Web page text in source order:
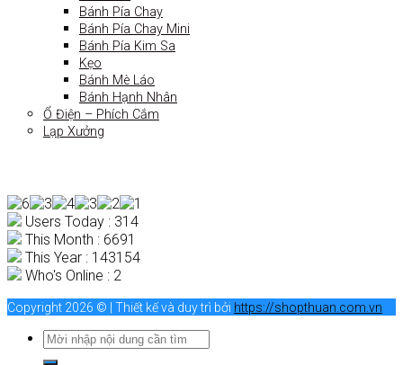
Bánh Pía Chay
Bánh Pía Chay Mini
Bánh Pía Kim Sa
Kẹo
Bánh Mè Láo
Bánh Hạnh Nhân
Ổ Điện – Phích Cắm
Lạp Xưởng
Users Today : 314
This Month : 6691
This Year : 143154
Who's Online : 2
Copyright 2026 © | Thiết kế và duy trì bởi https://shopthuan.com.vn